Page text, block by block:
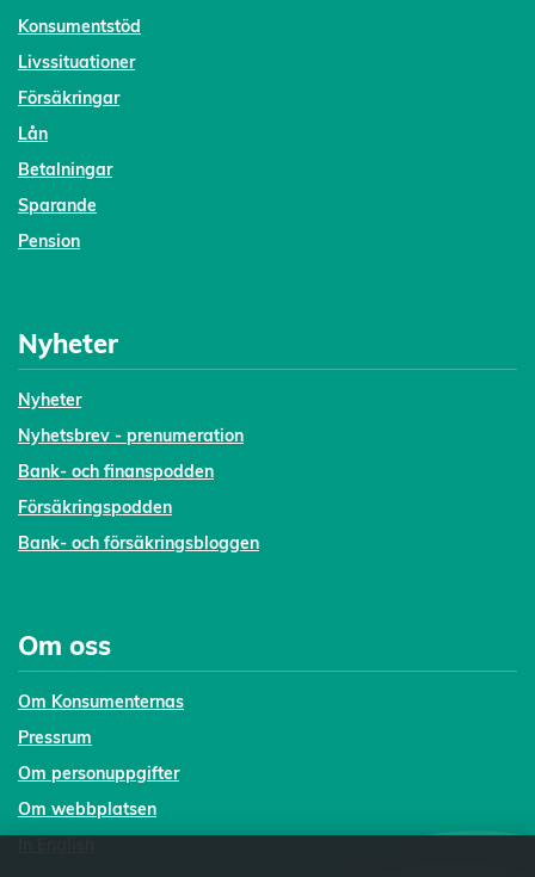
Konsumentstöd
Livssituationer
Försäkringar
Lån
Betalningar
Sparande
Pension
Nyheter
Nyheter
Nyhetsbrev - prenumeration
Bank- och finanspodden
Försäkringspodden
Bank- och försäkringsbloggen
Om oss
Om Konsumenternas
Pressrum
Om personuppgifter
Om webbplatsen